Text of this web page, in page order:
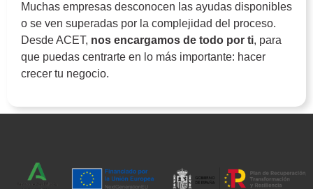
Muchas empresas desconocen las ayudas disponibles
o se ven superadas por la complejidad del proceso.
Desde ACET, nos encargamos de todo por ti, para
que puedas centrarte en lo más importante: hacer
crecer tu negocio.